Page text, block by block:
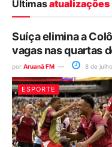
Últimasatualizações
Suíça elimina a
vagas nas quartas
por Aruanã FM 8 de
ESPORTE